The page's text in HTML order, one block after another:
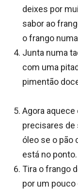
deixes por
sabor ao
o frango
Junta numa
com uma
pimentão
Agora
precisares de
óleo se o pão
está no ponto.
Tira o frango
por um pouco